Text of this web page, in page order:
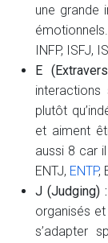
une grande
INFP, ISFJ,
E
plutôt
et aiment
aussi 8 car
ENTJ, ENTP,
J (Judging) :
organisés
s’adapter